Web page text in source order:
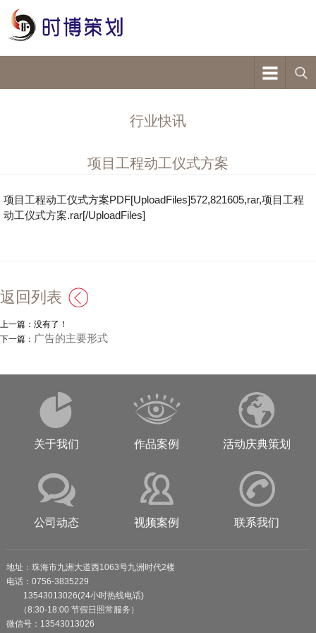
行业快讯
项目工程动工仪式方案
项目工程动工仪式方案PDF[UploadFiles]572,821605,rar,项目工程
动工仪式方案.rar[/UploadFiles]
返回列表
上一篇：没有了！
下一篇： 广告的主要形式
关于我们 作品案例 活动庆典策划
公司动态 视频案例 联系我们
地址：珠海市九洲大道西1063号九洲时代2楼
电话：0756-3835229
13543013026(24小时热线电话)
（8:30-18:00 节假日照常服务）
微信号：13543013026